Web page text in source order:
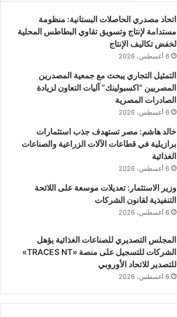
اتحاد مصدري الحاصلات البستانية: منظومة
مستدامة لإنتاج وتسويق تقاوي البطاطس المحلية
لخفض تكاليف الإنتاج
6 أغسطس، 2026
التمثيل التجاري يبحث مع جمعية المصدرين
المصريين “اكسبولينك” آليات التعاون لزيادة
الصادرات المصرية
6 أغسطس، 2026
خالد هاشم: مصر تستهدف جذب استثمارات
برازيلية في قطاعات الآلات الزراعية والصناعات
الغذائية
6 أغسطس، 2026
وزير الاستثمار: تعديلات موسعة على اللائحة
التنفيذية لقانون الشركات
6 أغسطس، 2026
المجلس التصديري للصناعات الغذائية يؤهل
الشركات للتسجيل على منصة «TRACES NT»
للتصدير للاتحاد الأوروبي
6 أغسطس، 2026